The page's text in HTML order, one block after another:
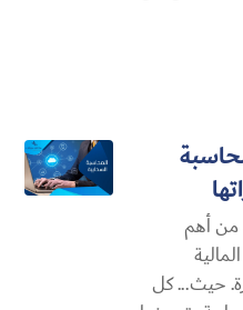
من أهم
حيث... كل